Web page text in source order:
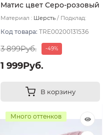
Матис цвет Серо-розовый
размер 56-58
Материал : Шерсть
Подклад:
Код товара: TRE00200131536
3 899Руб. -49%
1 999Руб.
В корзину
Много оттенков